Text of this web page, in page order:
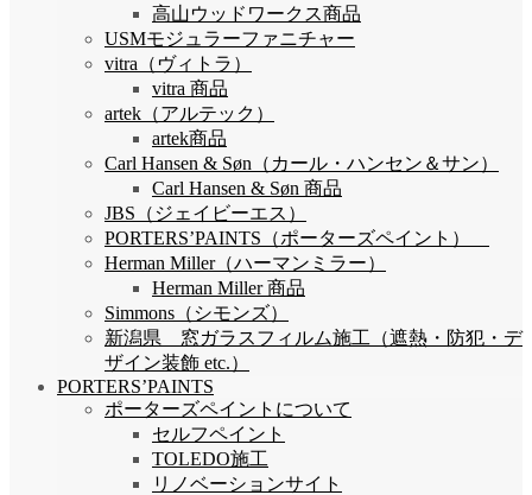
高山ウッドワークス商品
USMモジュラーファニチャー
vitra（ヴィトラ）
vitra 商品
artek（アルテック）
artek商品
Carl Hansen & Søn（カール・ハンセン＆サン）
Carl Hansen & Søn 商品
JBS（ジェイビーエス）
PORTERS’PAINTS（ポーターズペイント）
Herman Miller（ハーマンミラー）
Herman Miller 商品
Simmons（シモンズ）
新潟県 窓ガラスフィルム施工（遮熱・防犯・デ
ザイン装飾 etc.）
PORTERS’PAINTS
ポーターズペイントについて
セルフペイント
TOLEDO施工
リノベーションサイト